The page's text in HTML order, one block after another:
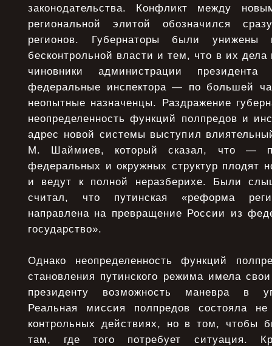
законодательства. Конфликт между
региональной элитой обозначился
регионов. Губернаторы были унижены
бесконтрольной власти и тем, что в их
чиновники администрации
федеральные инспектора — по большей
неопытные назначенцы. Раздражение
неопределенность функций полпредов и
адрес новой системы выступил
М. Шаймиев, который сказал, что —
федеральных и окружных структур плодят
и ведут к полной неразберихе. Были
считал, что путинская «реформа
направлена на превращение России из
государство».
Однако неопределенность функций
становления путинского режима имела
президенту возможность маневра в
Реальная миссия полпредов состояла не
контрольных действиях, но в том, чтобы
там, где того потребует ситуация.